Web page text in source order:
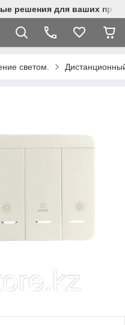
решения для ваших
светом.